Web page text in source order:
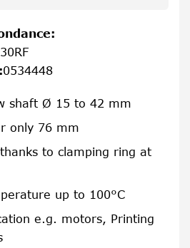
:
:0534448
shaft Ø 15 to 42 mm
only 76 mm
to clamping ring at
up to 100°C
e.g. motors, Printing